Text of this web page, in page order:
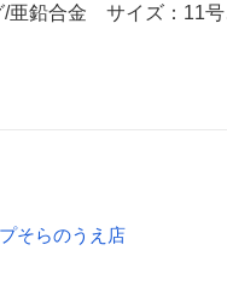
鉛合金 サイズ：11号
そらのうえ店